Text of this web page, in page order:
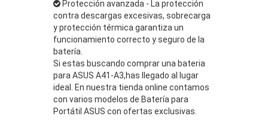
Protección avanzada - La protección
contra descargas excesivas, sobrecarga
y protección térmica garantiza un
funcionamiento correcto y seguro de la
batería.
Si estas buscando comprar una bateria
para ASUS A41-A3,has llegado al lugar
ideal. En nuestra tienda online contamos
con varios modelos de Batería para
Portátil ASUS con ofertas exclusivas.